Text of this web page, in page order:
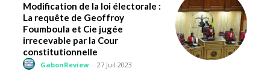
Modification de la loi électorale :
La requête de Geoffroy
Foumboula et Cie jugée
irrecevable par la Cour
constitutionnelle
GabonReview - 27 Juil 2023